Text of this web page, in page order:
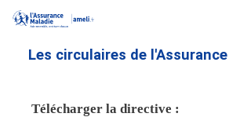
contenu
Les circulaires de
Télécharger la directive :